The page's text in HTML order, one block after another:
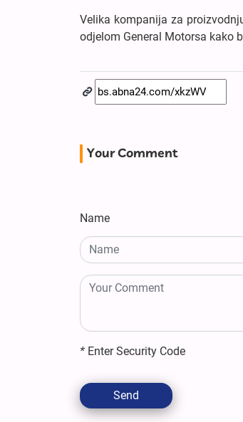
Velika kompanija za
odjelom General Motorsa kako
Your Comment
Name
* Enter Security Code
Send